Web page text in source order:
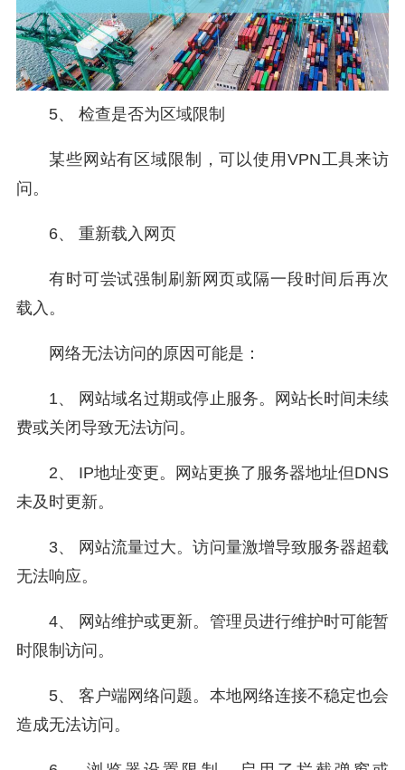
5、 检查是否为区域限制
某些网站有区域限制，可以使用VPN工具来访
问。
6、 重新载入网页
有时可尝试强制刷新网页或隔一段时间后再次
载入。
网络无法访问的原因可能是：
1、 网站域名过期或停止服务。网站长时间未续
费或关闭导致无法访问。
2、 IP地址变更。网站更换了服务器地址但DNS
未及时更新。
3、 网站流量过大。访问量激增导致服务器超载
无法响应。
4、 网站维护或更新。管理员进行维护时可能暂
时限制访问。
5、 客户端网络问题。本地网络连接不稳定也会
造成无法访问。